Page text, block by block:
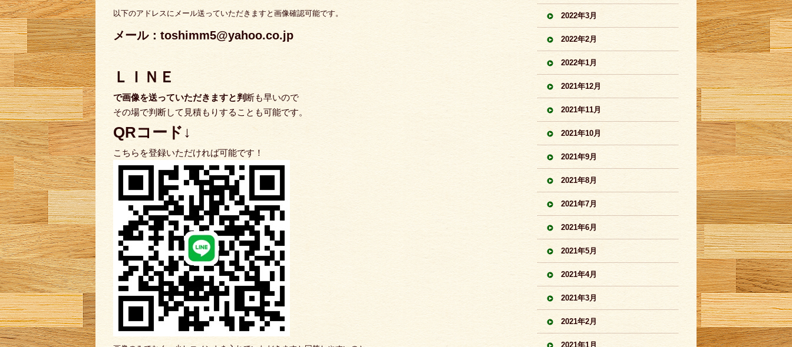
以下のアドレスにメール送っていただきますと画像確認可能です。
メール：toshimm5@yahoo.co.jp
ＬＩＮＥ
で画像を送っていただきますと判断も早いので
その場で判断して見積もりすることも可能です。
QRコード↓
こちらを登録いただければ可能です！
2022年3月
2022年2月
2022年1月
2021年12月
2021年11月
2021年10月
2021年9月
2021年8月
2021年7月
2021年6月
2021年5月
2021年4月
2021年3月
2021年2月
2021年1月